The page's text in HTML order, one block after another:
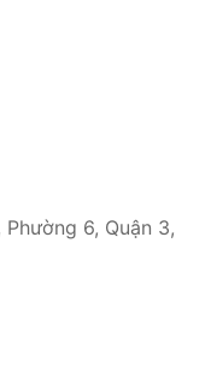
6, Quận 3,